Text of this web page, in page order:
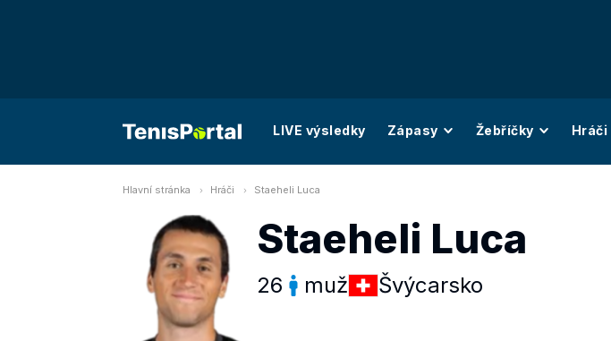
LIVE výsledky Zápasy Žebříčky Hráči
Hlavní stránka Hráči Staeheli Luca
Staeheli Luca
26 muž Švýcarsko